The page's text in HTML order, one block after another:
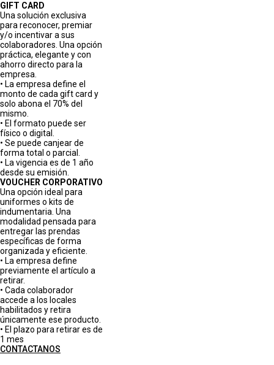
GIFT CARD
Una solución exclusiva
para reconocer, premiar
y/o incentivar a sus
colaboradores. Una opción
práctica, elegante y con
ahorro directo para la
empresa.
• La empresa define el
monto de cada gift card y
solo abona el 70% del
mismo.
• El formato puede ser
físico o digital.
• Se puede canjear de
forma total o parcial.
• La vigencia es de 1 año
desde su emisión.
VOUCHER CORPORATIVO
Una opción ideal para
uniformes o kits de
indumentaria. Una
modalidad pensada para
entregar las prendas
específicas de forma
organizada y eficiente.
• La empresa define
previamente el artículo a
retirar.
• Cada colaborador
accede a los locales
habilitados y retira
únicamente ese producto.
• El plazo para retirar es de
1 mes
CONTACTANOS